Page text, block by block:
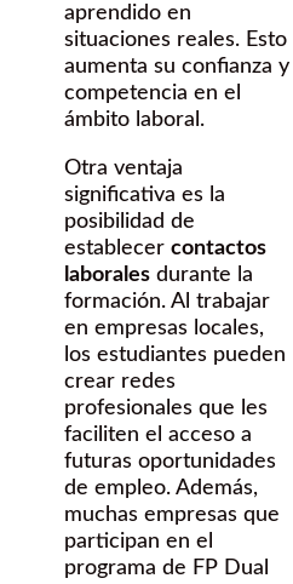
aprendido en
situaciones reales. Esto
aumenta su confianza y
competencia en el
ámbito laboral.
Otra ventaja
significativa es la
posibilidad de
establecer contactos
laborales durante la
formación. Al trabajar
en empresas locales,
los estudiantes pueden
crear redes
profesionales que les
faciliten el acceso a
futuras oportunidades
de empleo. Además,
muchas empresas que
participan en el
programa de FP Dual